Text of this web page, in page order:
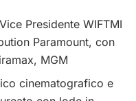
Presidente WIFTMI
Paramount, con
MGM
cinematografico e